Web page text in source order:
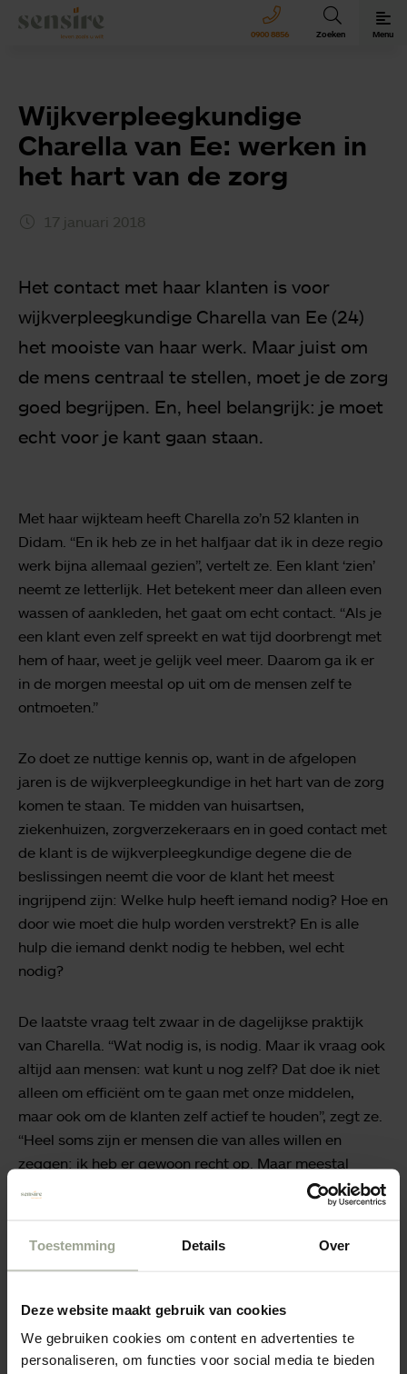
Toestemming Details Over
Deze website maakt gebruik van cookies
We gebruiken cookies om content en advertenties te
personaliseren, om functies voor social media te bieden
Sensire logo
0900 8856 Zoeken Menu
Revalideren met Sensire
Wonen en zorg met Sensire
Wijkverpleegkundige
Charella van Ee: werken in
het hart van de zorg
17 januari 2018
Het contact met haar klanten is voor
wijkverpleegkundige Charella van Ee (24)
het mooiste van haar werk. Maar juist om
de mens centraal te stellen, moet je de zorg
goed begrijpen. En, heel belangrijk: je moet
echt voor je kant gaan staan.
Met haar wijkteam heeft Charella zo’n 52 klanten in
Didam. “En ik heb ze in het halfjaar dat ik in deze regio
werk bijna allemaal gezien”, vertelt ze. Een klant ‘zien’
neemt ze letterlijk. Het betekent meer dan alleen even
wassen of aankleden, het gaat om echt contact. “Als je
een klant even zelf spreekt en wat tijd doorbrengt met
hem of haar, weet je gelijk veel meer. Daarom ga ik er
in de morgen meestal op uit om de mensen zelf te
ontmoeten.”
Zo doet ze nuttige kennis op, want in de afgelopen
jaren is de wijkverpleegkundige in het hart van de zorg
komen te staan. Te midden van huisartsen,
ziekenhuizen, zorgverzekeraars en in goed contact met
de klant is de wijkverpleegkundige degene die de
beslissingen neemt die voor de klant het meest
ingrijpend zijn: Welke hulp heeft iemand nodig? Hoe en
door wie moet die hulp worden verstrekt? En is alle
hulp die iemand denkt nodig te hebben, wel echt
nodig?
De laatste vraag telt zwaar in de dagelijkse praktijk
van Charella. “Wat nodig is, is nodig. Maar ik vraag ook
altijd aan mensen: wat kunt u nog zelf? Dat doe ik niet
alleen om efficiënt om te gaan met onze middelen,
maar ook om de klanten zelf actief te houden”, zegt ze.
“Heel soms zijn er mensen die van alles willen en
zeggen: ik heb er gewoon recht op. Maar meestal
vinden ze het zelf ook fijn om te ontdekken dat ze toch
meer kunnen dan ze eigenlijk hadden gedacht.”
één lijn moet zitten en dezelfde boodschap moet
uitdragen. Soms is het even lastig als mensen van
andere partijen andere signalen krijgen. Als de